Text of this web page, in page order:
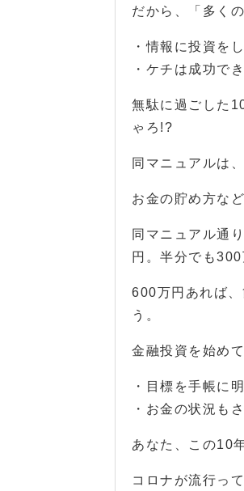
だから、「多く
・情報に投資を
・ケチは成功で
無駄に過ごした
ゃろ!?
同マニュアルは
お金の貯め方な
同マニュアル通
円。半分でも300
600万円あれば
う。
金融投資を始め
・目標を手帳に
・お金の状況も
あなた、この10
コロナが流行っ